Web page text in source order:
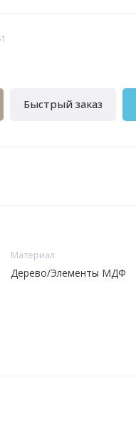
Быстрый заказ
Материал
Дерево/Элементы МДФ